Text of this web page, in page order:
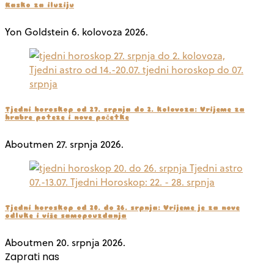
Kasko za iluziju
Yon Goldstein 6. kolovoza 2026.
Tjedni horoskop od 27. srpnja do 2. kolovoza: Vrijeme za
hrabre poteze i nove početke
Aboutmen 27. srpnja 2026.
Tjedni horoskop od 20. do 26. srpnja: Vrijeme je za nove
odluke i više samopouzdanja
Aboutmen 20. srpnja 2026.
Zaprati nas